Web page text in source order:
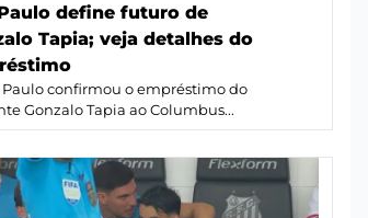
define futuro de
Tapia; veja detalhes do
Paulo confirmou o empréstimo do
Gonzalo Tapia ao Columbus...